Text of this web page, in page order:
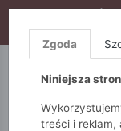
S10),
5.10.15.
Zgoda
Niniejsza
treści i reklam,